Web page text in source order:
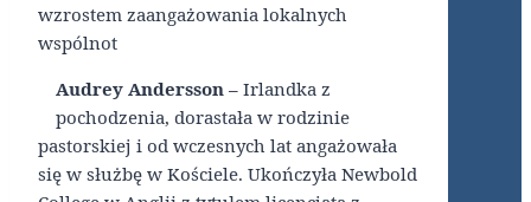
wzrostem zaangażowania lokalnych
wspólnot
Audrey Andersson – Irlandka z
pochodzenia, dorastała w rodzinie
pastorskiej i od wczesnych lat angażowała
się w służbę w Kościele. Ukończyła Newbold